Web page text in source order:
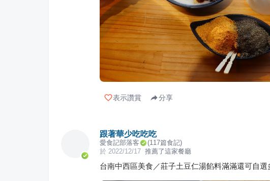
表示讚賞 分享
跟著華少吃吃吃
愛食記部落客 (117篇食記)
於 2022/12/17 推薦了這家餐廳
台南中西區美食／莊子土豆仁湯餡料滿滿還可自